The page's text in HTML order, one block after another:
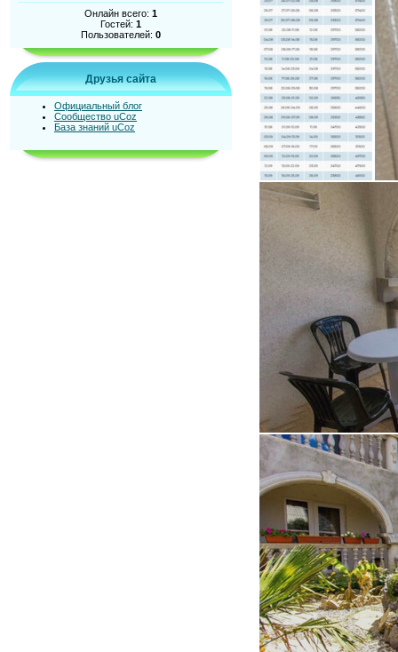
Онлайн всего: 1
Гостей: 1
Пользователей: 0
Друзья сайта
Официальный блог
Сообщество uCoz
База знаний uCoz